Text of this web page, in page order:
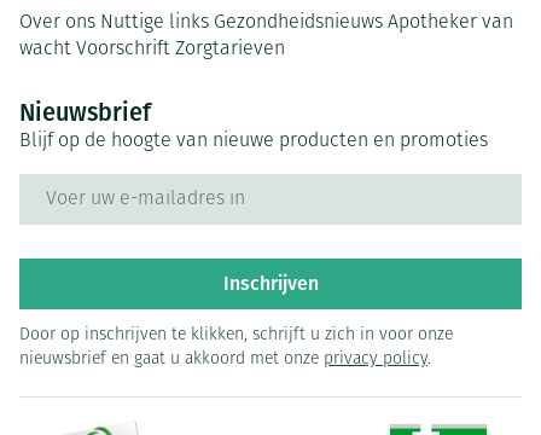
Over ons Nuttige links Gezondheidsnieuws Apotheker van
wacht Voorschrift Zorgtarieven
Nieuwsbrief
Blijf op de hoogte van nieuwe producten en promoties
Inschrijven
Door op inschrijven te klikken, schrijft u zich in voor onze
nieuwsbrief en gaat u akkoord met onze privacy policy.